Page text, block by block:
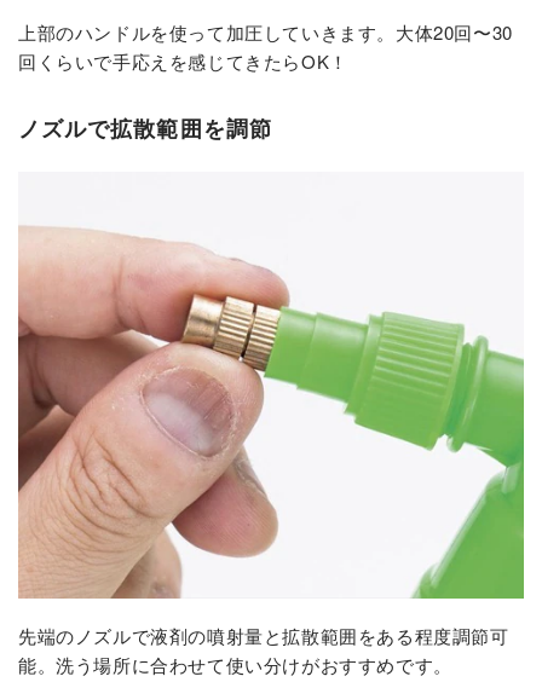
上部のハンドルを使って加圧していきます。大体20回〜30
回くらいで手応えを感じてきたらOK！
ノズルで拡散範囲を調節
先端のノズルで液剤の噴射量と拡散範囲をある程度調節可
能。洗う場所に合わせて使い分けがおすすめです。